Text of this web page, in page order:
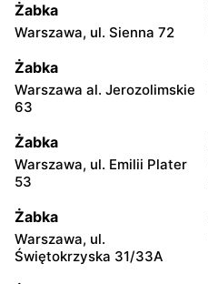
Żabka
Warszawa, ul. Sienna 72
Żabka
Warszawa al. Jerozolimskie
63
Żabka
Warszawa, ul. Emilii Plater
53
Żabka
Warszawa, ul.
Świętokrzyska 31/33A